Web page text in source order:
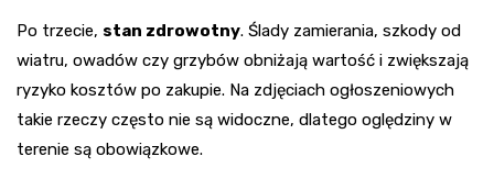
Po trzecie, stan zdrowotny. Ślady zamierania, szkody od
wiatru, owadów czy grzybów obniżają wartość i zwiększają
ryzyko kosztów po zakupie. Na zdjęciach ogłoszeniowych
takie rzeczy często nie są widoczne, dlatego oględziny w
terenie są obowiązkowe.